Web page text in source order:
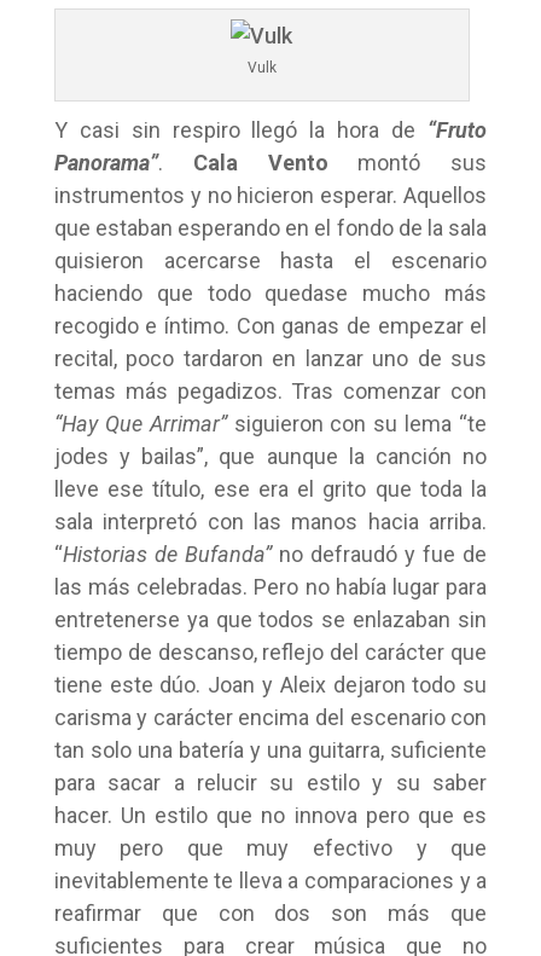
Vulk
Y casi sin respiro llegó la hora de “Fruto
Panorama”. Cala Vento montó sus
instrumentos y no hicieron esperar. Aquellos
que estaban esperando en el fondo de la sala
quisieron acercarse hasta el escenario
haciendo que todo quedase mucho más
recogido e íntimo. Con ganas de empezar el
recital, poco tardaron en lanzar uno de sus
temas más pegadizos. Tras comenzar con
“Hay Que Arrimar” siguieron con su lema “te
jodes y bailas”, que aunque la canción no
lleve ese título, ese era el grito que toda la
sala interpretó con las manos hacia arriba.
“Historias de Bufanda”no defraudó y fue de
las más celebradas. Pero no había lugar para
entretenerse ya que todos se enlazaban sin
tiempo de descanso, reflejo del carácter que
tiene este dúo. Joan y Aleix dejaron todo su
carisma y carácter encima del escenario con
tan solo una batería y una guitarra, suficiente
para sacar a relucir su estilo y su saber
hacer. Un estilo que no innova pero que es
muy pero que muy efectivo y que
inevitablemente te lleva a comparaciones y a
reafirmar que con dos son más que
suficientes para crear música que no